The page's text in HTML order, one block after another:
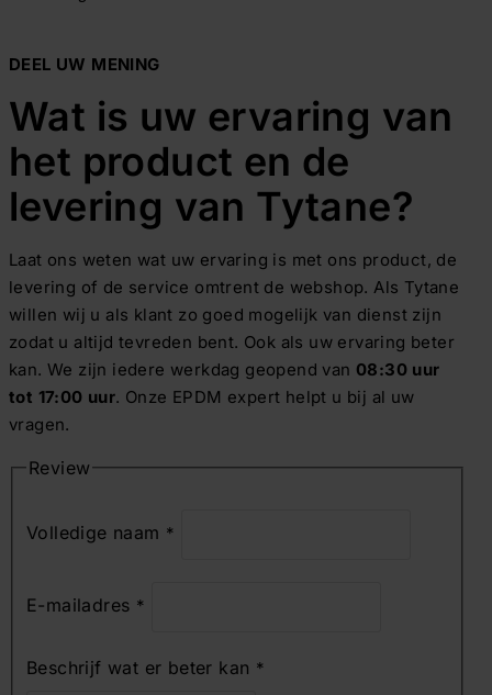
Zelfklevend EPDM
EPDM stroken
Vijverfolie
Daktrim Schroeven
Ontluchtingen
Kabeldoorvoeren
Bladvangers
DEEL UW MENING
Wat is uw ervaring van
het product en de
levering van Tytane?
Laat ons weten wat uw ervaring is met ons product, de
levering of de service omtrent de webshop. Als Tytane
willen wij u als klant zo goed mogelijk van dienst zijn
zodat u altijd tevreden bent. Ook als uw ervaring beter
kan. We zijn iedere werkdag geopend van 08:30 uur
tot 17:00 uur. Onze EPDM expert helpt u bij al uw
vragen.
Review
Volledige naam *
E-mailadres *
Beschrijf wat er beter kan *